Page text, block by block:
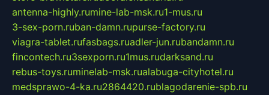
antenna-highly.rumine-lab-msk.ru1-mus.ru
3-sex-porn.ruban-damn.rupurse-factory.ru
viagra-tablet.rufasbags.ruadler-jun.rubandamn.ru
fincontech.ru3sexporn.ru1mus.rudarksand.ru
rebus-toys.ruminelab-msk.rualabuga-cityhotel.ru
medsprawo-4-ka.ru2864420.rublagodarenie-spb.ru